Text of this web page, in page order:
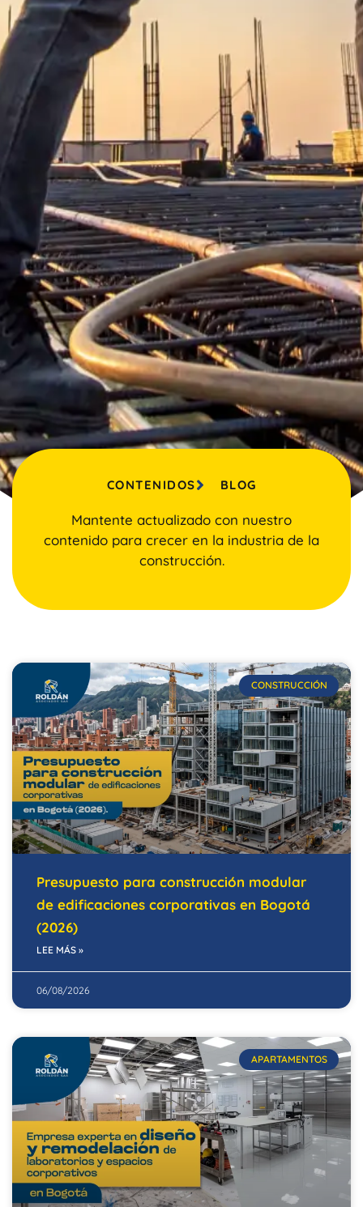
CONTENIDOS BLOG
Mantente actualizado con nuestro
contenido para crecer en la industria de la
construcción.
CONSTRUCCIÓN
Presupuesto para construcción modular
de edificaciones corporativas en Bogotá
(2026)
LEE MÁS »
06/08/2026
APARTAMENTOS